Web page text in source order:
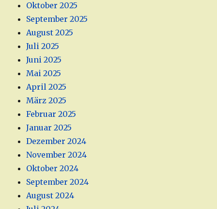
Oktober 2025
September 2025
August 2025
Juli 2025
Juni 2025
Mai 2025
April 2025
März 2025
Februar 2025
Januar 2025
Dezember 2024
November 2024
Oktober 2024
September 2024
August 2024